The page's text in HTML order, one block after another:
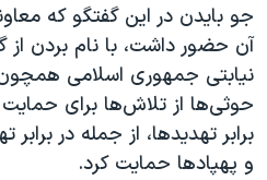
جو بایدن در این گفتگو که
آن حضور داشت، با نام بردن از
نیابتی جمهوری اسلامی
حوثی‌ها از تلاش‌ها برای
برابر تهدیدها، از جمله در
و پهپادها حمایت کرد.